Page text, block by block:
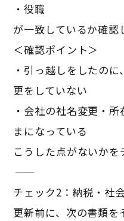
・役職
が一致しているか確認
＜確認ポイント＞
・引っ越しをしたの
更をしていない
・会社の社名変更・
まになっている
こうした点がないかを
―――――――――――
チェック2：納税・社
更新前に、次の書類を